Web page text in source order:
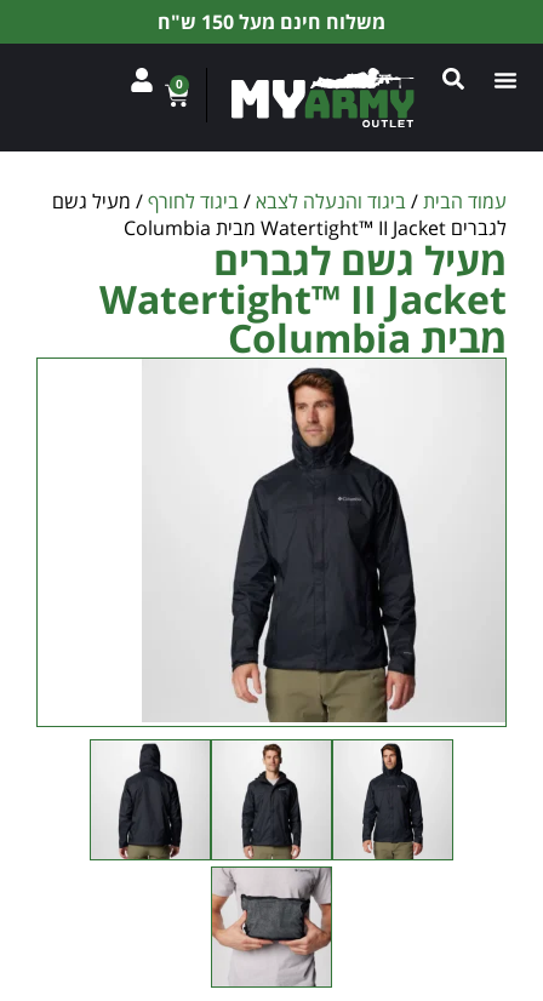
משלוח חינם מעל 150 ש"ח
0
עמוד הבית/ביגוד והנעלה לצבא/ביגוד לחורף/ מעיל גשם
לגברים Watertight™ II Jacket מבית Columbia
מעיל גשם לגברים
Watertight™ II Jacket
מבית Columbia